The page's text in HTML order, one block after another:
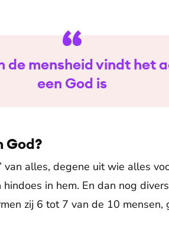
de mensheid vindt het
een God is
God?
van alles, degene uit wie alles
in hem. En dan nog
zij 6 tot 7 van de 10